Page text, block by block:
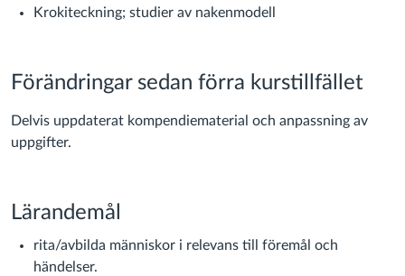
Krokiteckning; studier av nakenmodell
Förändringar sedan förra kurstillfället
Delvis uppdaterat kompendiematerial och anpassning av
uppgifter.
Lärandemål
rita/avbilda människor i relevans till föremål och
händelser.